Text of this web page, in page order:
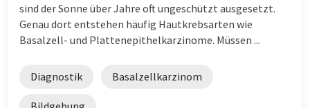
sind der Sonne über Jahre oft ungeschützt ausgesetzt.
Genau dort entstehen häufig Hautkrebsarten wie
Basalzell- und Plattenepithelkarzinome. Müssen ...
Diagnostik Basalzellkarzinom